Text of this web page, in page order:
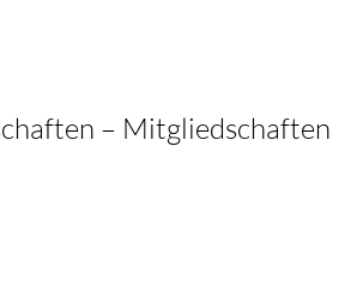
– Mitgliedschaften